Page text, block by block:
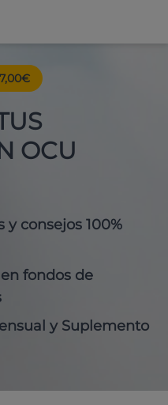
OCU
consejos 100%
fondos de
y Suplemento